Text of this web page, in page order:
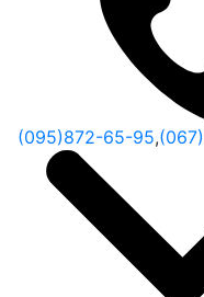
(095)872-65-95,(067)